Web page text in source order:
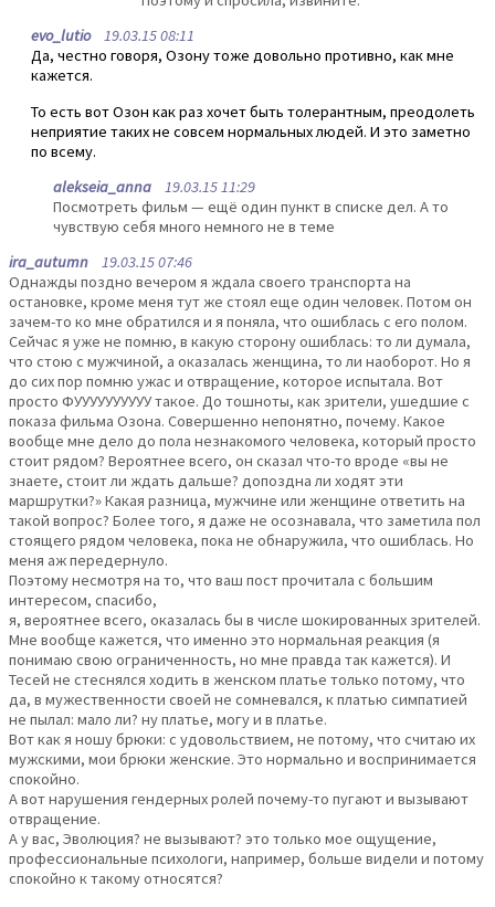
evo_lutio19.03.15 08:11
Да, честно говоря, Озону тоже довольно противно, как мне
кажется.
То есть вот Озон как раз хочет быть толерантным, преодолеть
неприятие таких не совсем нормальных людей. И это заметно
по всему.
alekseia_anna 19.03.15 11:29
Посмотреть фильм — ещё один пункт в списке дел. А то
чувствую себя много немного не в теме
ira_autumn 19.03.15 07:46
Однажды поздно вечером я ждала своего транспорта на
остановке, кроме меня тут же стоял еще один человек. Потом он
зачем-то ко мне обратился и я поняла, что ошиблась с его полом.
Сейчас я уже не помню, в какую сторону ошиблась: то ли думала,
что стою с мужчиной, а оказалась женщина, то ли наоборот. Но я
до сих пор помню ужас и отвращение, которое испытала. Вот
просто ФУУУУУУУУУУ такое. До тошноты, как зрители, ушедшие с
показа фильма Озона. Совершенно непонятно, почему. Какое
вообще мне дело до пола незнакомого человека, который просто
стоит рядом? Вероятнее всего, он сказал что-то вроде «вы не
знаете, стоит ли ждать дальше? допоздна ли ходят эти
маршрутки?» Какая разница, мужчине или женщине ответить на
такой вопрос? Более того, я даже не осознавала, что заметила пол
стоящего рядом человека, пока не обнаружила, что ошиблась. Но
меня аж передернуло.
Поэтому несмотря на то, что ваш пост прочитала с большим
интересом, спасибо,
я, вероятнее всего, оказалась бы в числе шокированных зрителей.
Мне вообще кажется, что именно это нормальная реакция (я
понимаю свою ограниченность, но мне правда так кажется). И
Тесей не стеснялся ходить в женском платье только потому, что
да, в мужественности своей не сомневался, к платью симпатией
не пылал: мало ли? ну платье, могу и в платье.
Вот как я ношу брюки: с удовольствием, не потому, что считаю их
мужскими, мои брюки женские. Это нормально и воспринимается
спокойно.
А вот нарушения гендерных ролей почему-то пугают и вызывают
отвращение.
А у вас, Эволюция? не вызывают? это только мое ощущение,
профессиональные психологи, например, больше видели и потому
спокойно к такому относятся?